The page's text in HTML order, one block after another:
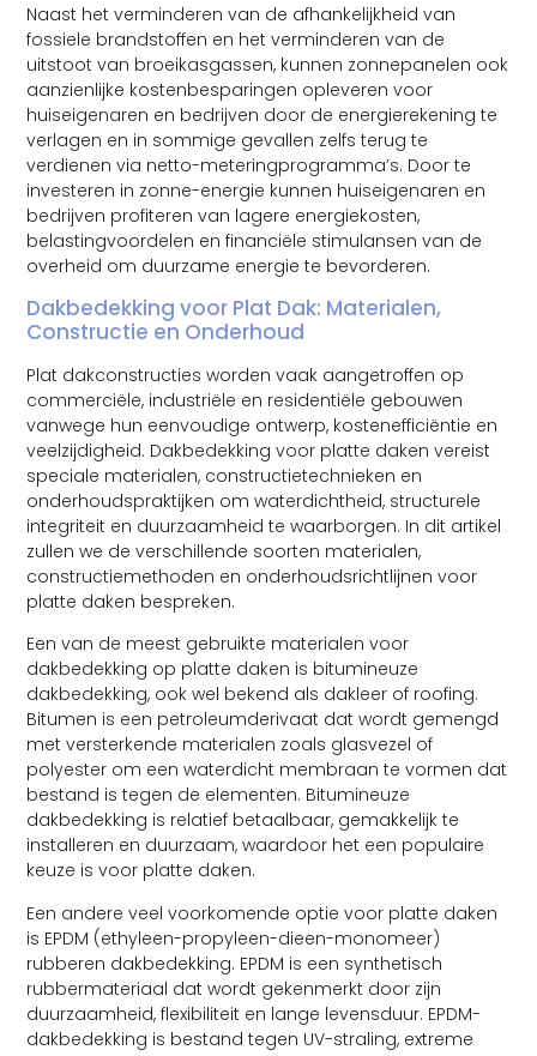
Naast het verminderen van de afhankelijkheid van
fossiele brandstoffen en het verminderen van de
uitstoot van broeikasgassen, kunnen zonnepanelen ook
aanzienlijke kostenbesparingen opleveren voor
huiseigenaren en bedrijven door de energierekening te
verlagen en in sommige gevallen zelfs terug te
verdienen via netto-meteringprogramma’s. Door te
investeren in zonne-energie kunnen huiseigenaren en
bedrijven profiteren van lagere energiekosten,
belastingvoordelen en financiële stimulansen van de
overheid om duurzame energie te bevorderen.
Dakbedekking voor Plat Dak: Materialen,
Constructie en Onderhoud
Plat dakconstructies worden vaak aangetroffen op
commerciële, industriële en residentiële gebouwen
vanwege hun eenvoudige ontwerp, kostenefficiëntie en
veelzijdigheid. Dakbedekking voor platte daken vereist
speciale materialen, constructietechnieken en
onderhoudspraktijken om waterdichtheid, structurele
integriteit en duurzaamheid te waarborgen. In dit artikel
zullen we de verschillende soorten materialen,
constructiemethoden en onderhoudsrichtlijnen voor
platte daken bespreken.
Een van de meest gebruikte materialen voor
dakbedekking op platte daken is bitumineuze
dakbedekking, ook wel bekend als dakleer of roofing.
Bitumen is een petroleumderivaat dat wordt gemengd
met versterkende materialen zoals glasvezel of
polyester om een waterdicht membraan te vormen dat
bestand is tegen de elementen. Bitumineuze
dakbedekking is relatief betaalbaar, gemakkelijk te
installeren en duurzaam, waardoor het een populaire
keuze is voor platte daken.
Een andere veel voorkomende optie voor platte daken
is EPDM (ethyleen-propyleen-dieen-monomeer)
rubberen dakbedekking. EPDM is een synthetisch
rubbermateriaal dat wordt gekenmerkt door zijn
duurzaamheid, flexibiliteit en lange levensduur. EPDM-
dakbedekking is bestand tegen UV-straling, extreme